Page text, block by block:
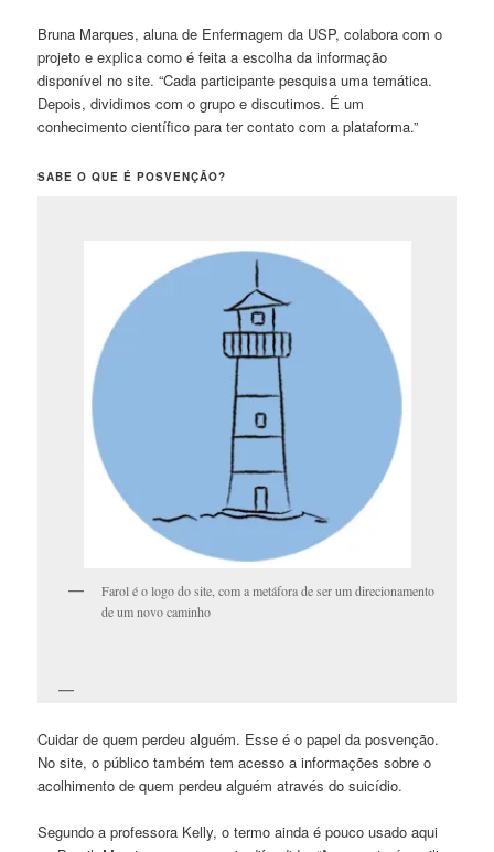
Bruna Marques, aluna de Enfermagem da USP, colabora com o
projeto e explica como é feita a escolha da informação
disponível no site. “Cada participante pesquisa uma temática.
Depois, dividimos com o grupo e discutimos. É um
conhecimento científico para ter contato com a plataforma.”
SABE O QUE É POSVENÇÃO?
Farol é o logo do site, com a metáfora de ser um direcionamento
de um novo caminho
Cuidar de quem perdeu alguém. Esse é o papel da posvenção.
No site, o público também tem acesso a informações sobre o
acolhimento de quem perdeu alguém através do suicídio.
Segundo a professora Kelly, o termo ainda é pouco usado aqui